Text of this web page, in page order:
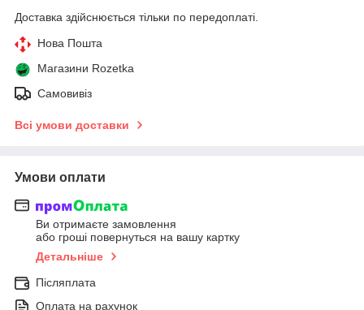
Доставка здійснюється тільки по передоплаті.
Нова Пошта
Магазини Rozetka
Самовивіз
Всі умови доставки
Умови оплати
Ви отримаєте замовлення
або гроші повернуться на вашу картку
Детальніше
Післяплата
Оплата на рахунок